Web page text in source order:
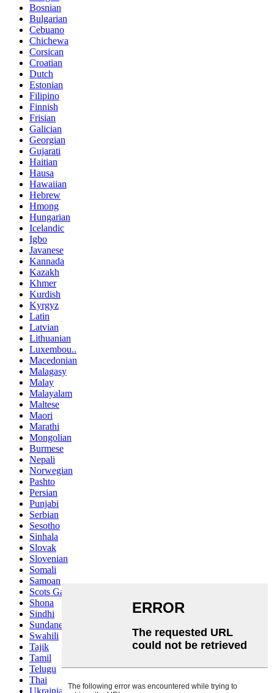
Bosnian
Bulgarian
Cebuano
Chichewa
Corsican
Croatian
Dutch
Estonian
Filipino
Finnish
Frisian
Galician
Georgian
Gujarati
Haitian
Hausa
Hawaiian
Hebrew
Hmong
Hungarian
Icelandic
Igbo
Javanese
Kannada
Kazakh
Khmer
Kurdish
Kyrgyz
Latin
Latvian
Lithuanian
Luxembou..
Macedonian
Malagasy
Malay
Malayalam
Maltese
Maori
Marathi
Mongolian
Burmese
Nepali
Norwegian
Pashto
Persian
Punjabi
Serbian
Sesotho
Sinhala
Slovak
Slovenian
Somali
Samoan
Scots Gaelic
Shona
Sindhi
Sundanese
Swahili
Tajik
Tamil
Telugu
Thai